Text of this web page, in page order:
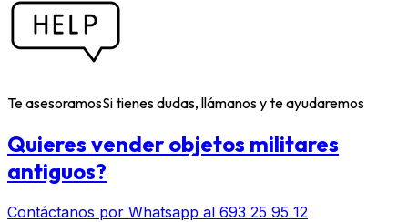
Te asesoramosSi tienes dudas, llámanos y te ayudaremos
Quieres vender objetos militares
antiguos?
Contáctanos por Whatsapp al 693 25 95 12